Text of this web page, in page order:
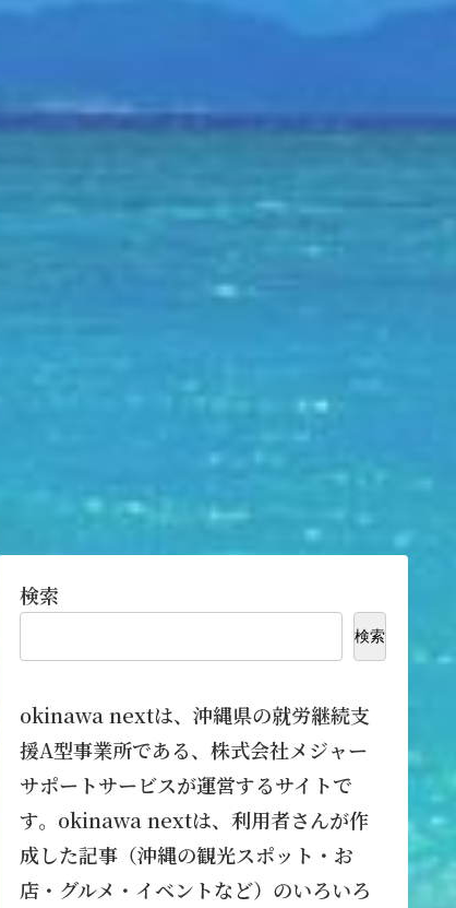
検索
検索
okinawa nextは、沖縄県の就労継続支
援A型事業所である、株式会社メジャー
サポートサービスが運営するサイトで
す。okinawa nextは、利用者さんが作
成した記事（沖縄の観光スポット・お
店・グルメ・イベントなど）のいろいろ